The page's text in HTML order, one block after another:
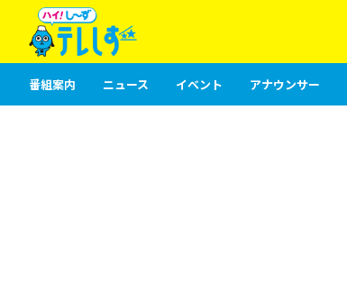
番組案内 ニュース イベント アナウンサー